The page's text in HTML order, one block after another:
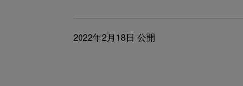
2022年2月18日 公開